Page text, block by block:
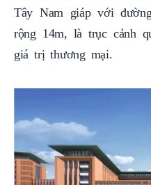
Tây Nam giáp với
rộng 14m, là trục cảnh
giá trị thương mại.